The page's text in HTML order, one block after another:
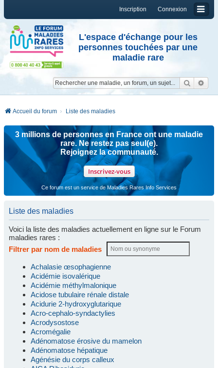
Connexion
Inscription
L'espace d'échange pour les
personnes touchées par une
maladie rare
Accueil du forum Liste des maladies
3 millions de personnes en France ont une maladie
rare. Ne restez pas seul(e).
Rejoignez la communauté.
Inscrivez-vous
Ce forum est un service de Maladies Rares Info Services
Liste des maladies
Voici la liste des maladies actuellement en ligne sur le Forum
maladies rares :
Filtrer par nom de maladies
Achalasie œsophagienne
Acidémie isovalérique
Acidémie méthylmalonique
Acidose tubulaire rénale distale
Acidurie 2-hydroxyglutarique
Acro-cephalo-syndactylies
Acrodysostose
Acromégalie
Adénomatose érosive du mamelon
Adénomatose hépatique
Agénésie du corps calleux